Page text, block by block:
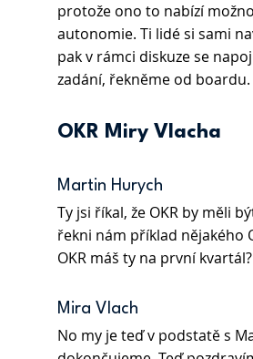
protože ono to nabízí
autonomie. Ti lidé si sami
pak v rámci diskuze se
zadání, řekněme od boardu.
OKR Miry Vlacha
Martin Hurych
Ty jsi říkal, že OKR by měli
řekni nám příklad nějakého
OKR máš ty na první kvartál?
Mira Vlach
No my je teď v podstatě s